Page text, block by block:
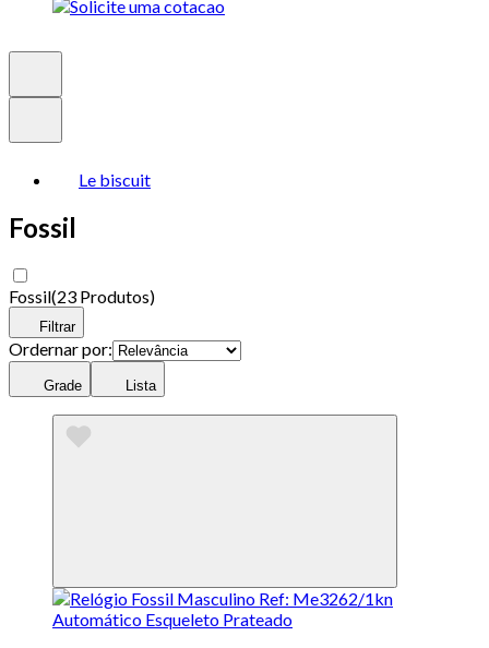
Le biscuit
Fossil
Fossil(23 Produtos)
Filtrar
Ordernar por:
Grade Lista